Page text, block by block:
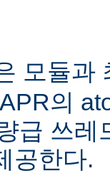
모듈과
의
급 쓰레
공한다.